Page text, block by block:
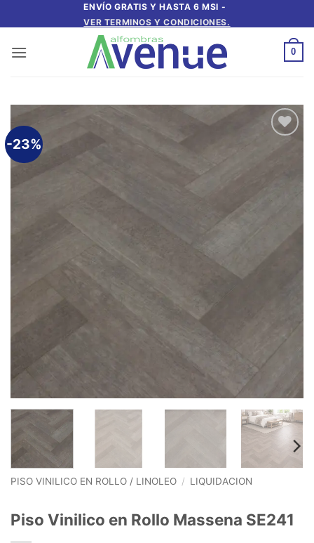
al
ENVÍO GRATIS Y HASTA 6 MSI -
VER TERMINOS Y CONDICIONES.
0
-23%
PISO VINILICO EN ROLLO / LINOLEO / LIQUIDACION
Piso Vinilico en Rollo Massena SE241